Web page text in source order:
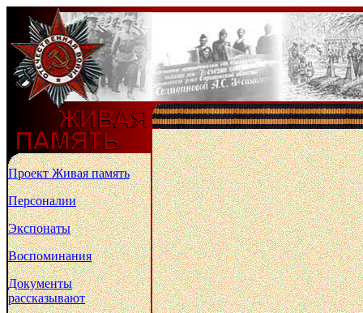
Проект Живая память
Персоналии
Экспонаты
Воспоминания
Документы
рассказывают